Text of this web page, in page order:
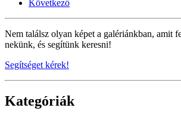
Következő
Nem találsz olyan képet a galériánkban, amit
nekünk, és segítünk keresni!
Segítséget kérek!
Kategóriák